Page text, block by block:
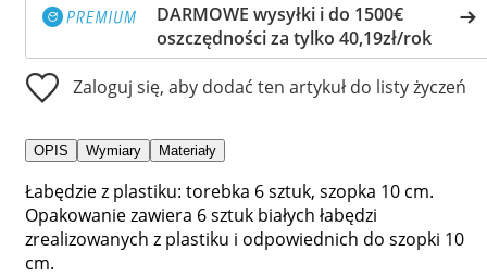
DARMOWE wysyłki i do 1500€
oszczędności za tylko 40,19zł/rok
Zaloguj się, aby dodać ten artykuł do listy życzeń
OPIS Wymiary Materiały
Łabędzie z plastiku: torebka 6 sztuk, szopka 10 cm.
Opakowanie zawiera 6 sztuk białych łabędzi
zrealizowanych z plastiku i odpowiednich do szopki 10
cm.